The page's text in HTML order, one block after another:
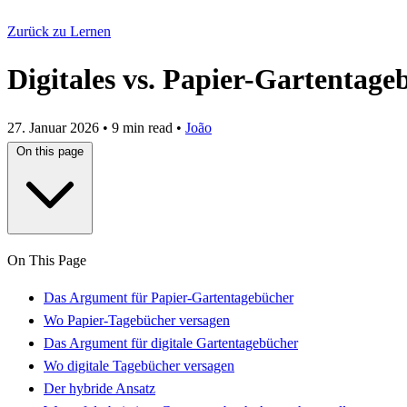
Zurück zu Lernen
Digitales vs. Papier-
27. Januar 2026 • 9 min read • João
On this page
On This Page
Das Argument für Papier-Gartentagebücher
Wo Papier-Tagebücher versagen
Das Argument für digitale Gartentagebücher
Wo digitale Tagebücher versagen
Der hybride Ansatz